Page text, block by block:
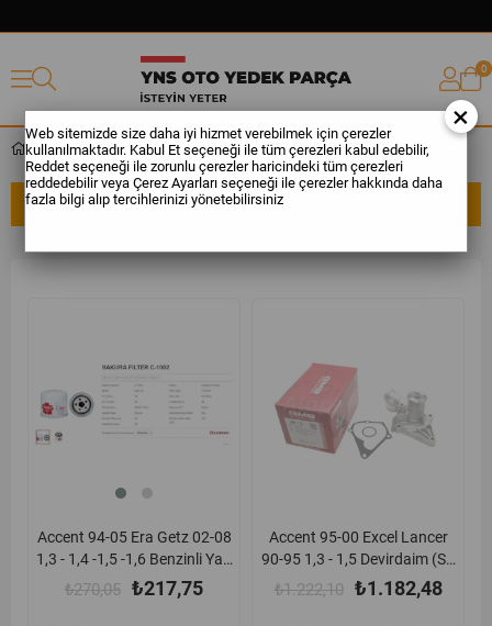
0
Excel
SIRALAMA
Accent 94-05 Era Getz 02-08
1,3 - 1,4 -1,5 -1,6 Benzinli Yağ
Filtresi - C1002
₺217,75
₺270,05
Accent 95-00 Excel Lancer
90-95 1,3 - 1,5 Devirdaim (Su
Pompası) Gmb - Gwm17a
₺1.182,48
₺1.222,10
×
Web sitemizde size daha iyi hizmet verebilmek için çerezler
kullanılmaktadır. Kabul Et seçeneği ile tüm çerezleri kabul edebilir,
Reddet seçeneği ile zorunlu çerezler haricindeki tüm çerezleri
reddedebilir veya Çerez Ayarları seçeneği ile çerezler hakkında daha
fazla bilgi alıp tercihlerinizi yönetebilirsiniz